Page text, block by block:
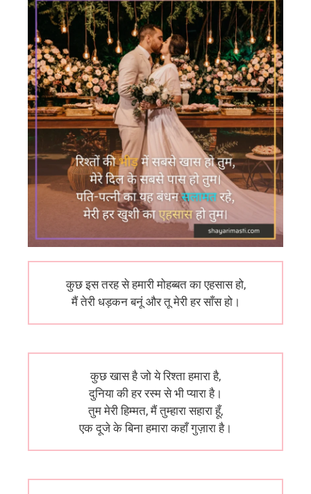
कुछ इस तरह से हमारी मोहब्बत का एहसास हो,
मैं तेरी धड़कन बनूं और तू मेरी हर साँस हो।
कुछ खास है जो ये रिश्ता हमारा है,
दुनिया की हर रस्म से भी प्यारा है।
तुम मेरी हिम्मत, मैं तुम्हारा सहारा हूँ,
एक दूजे के बिना हमारा कहाँ गुज़ारा है।